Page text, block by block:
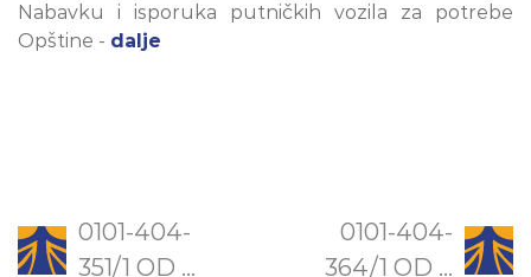
Nabavku i isporuka putničkih vozila za potrebe
Opštine - dalje
0101-404-
351/1 OD ...
0101-404-
364/1 OD ...